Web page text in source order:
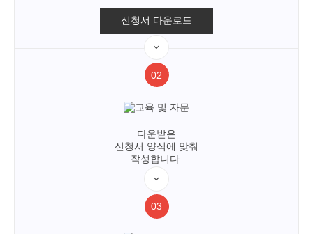
신청서 다운로드
02
다운받은
신청서 양식에 맞춰
작성합니다.
03